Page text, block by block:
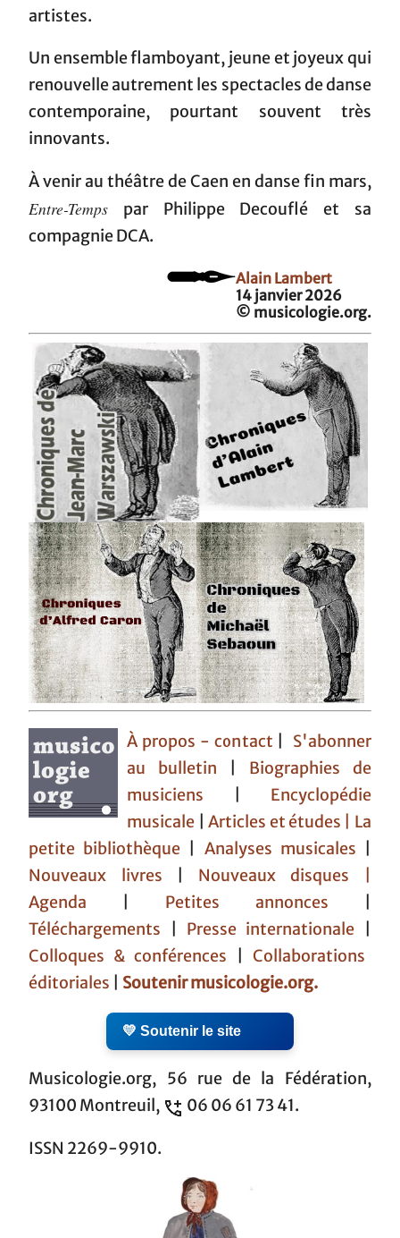
artistes.
Un ensemble flamboyant, jeune et joyeux qui
renouvelle autrement les spectacles de danse
contemporaine, pourtant souvent très
innovants.
À venir au théâtre de Caen en danse fin mars,
Entre-Temps par Philippe Decouflé et sa
compagnie DCA.
Alain Lambert
14 janvier 2026
© musicologie.org.
À propos - contact
S'abonner
au bulletin
Biographies de
musiciens
Encyclopédie
musicale |Articles et études | La
petite bibliothèque
Analyses musicales
Nouveaux livres
Nouveaux disques |
Agenda
Petites annonces
Téléchargements
Presse internationale
Colloques & conférences
Collaborations
éditoriales
Soutenir musicologie.org.
💛 Soutenir le site
Musicologie.org, 56 rue de la Fédération,
93100 Montreuil,
06 06 61 73 41.
ISSN 2269-9910.